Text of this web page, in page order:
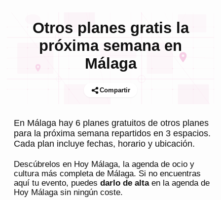
Otros planes gratis la
próxima semana en
Málaga
Compartir
En Málaga hay 6 planes gratuitos de otros planes
para la próxima semana repartidos en 3 espacios.
Cada plan incluye fechas, horario y ubicación.
Descúbrelos en Hoy Málaga, la agenda de ocio y
cultura más completa de Málaga. Si no encuentras
aquí tu evento, puedes darlo de altaen la agenda de
Hoy Málagasin ningún coste.